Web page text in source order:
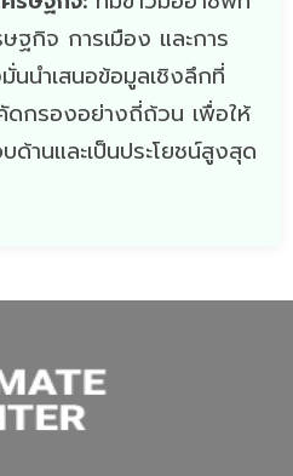
ฐกิจ การเมือง และการ
นำเสนอข้อมูลเชิงลึกที่
ดกรองอย่างถี่ถ้วน เพื่อให้
ด้านและเป็นประโยชน์สูงสุด